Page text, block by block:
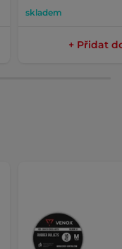
skladem
+ Přidat